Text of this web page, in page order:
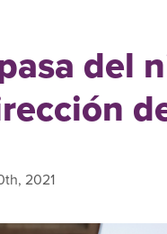
del
2021